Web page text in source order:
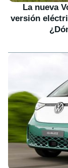
La nueva
versión